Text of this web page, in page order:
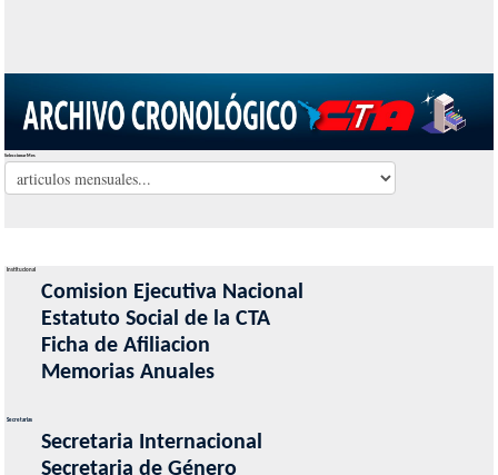
Seleccionar Mes
Institucional
Comision Ejecutiva Nacional
Estatuto Social de la CTA
Ficha de Afiliacion
Memorias Anuales
Secretarias
Secretaria Internacional
Secretaria de Género